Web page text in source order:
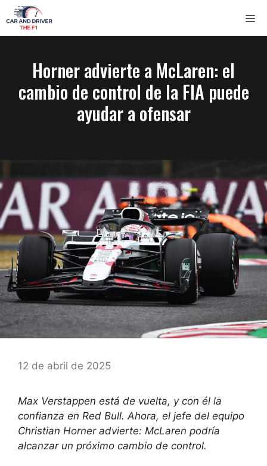
Saltar
al
contenido
Horner advierte a McLaren: el
cambio de control de la FIA puede
ayudar a ofensar
12 de abril de 2025
Max Verstappen está de vuelta, y con él la
confianza en Red Bull. Ahora, el jefe del equipo
Christian Horner advierte: McLaren podría
alcanzar un próximo cambio de control.